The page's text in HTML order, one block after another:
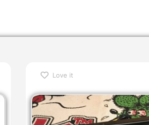
Love it